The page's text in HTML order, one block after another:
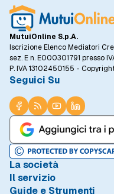
MutuiOnline S.p.A.
Iscrizione Elenco Mediatori
sez. E n. E000301791 presso
P. IVA 13102450155 -
Seguici Su
La società
Chi è MutuiOnline.it
Contatta MutuiOnline.it
Il servizio
Come Funziona
Guide e Strumenti